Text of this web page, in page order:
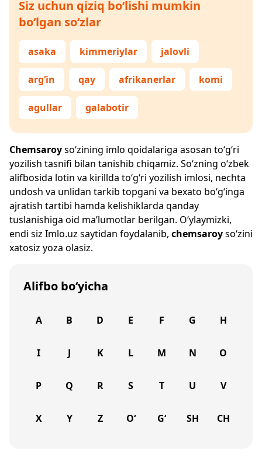
Siz uchun qiziq bo‘lishi mumkin
bo‘lgan so‘zlar
asaka kimmeriylar jalovli
arg‘in qay afrikanerlar komi
agullar galabotir
Chemsaroyso‘zining imlo qoidalariga asosan to‘g‘ri
yozilish tasnifi bilan tanishib chiqamiz. So‘zning o‘zbek
alifbosida lotin va kirillda to‘g‘ri yozilish imlosi, nechta
undosh va unlidan tarkib topgani va bexato bo‘g‘inga
ajratish tartibi hamda kelishiklarda qanday
tuslanishiga oid ma’lumotlar berilgan. O‘ylaymizki,
endi siz Imlo.uz saytidan foydalanib, chemsaroyso‘zini
xatosiz yoza olasiz.
Alifbo bo‘yicha
A B D E F G H
I J K L M N O
P Q R S T U V
X Y Z O‘ G‘ SH CH